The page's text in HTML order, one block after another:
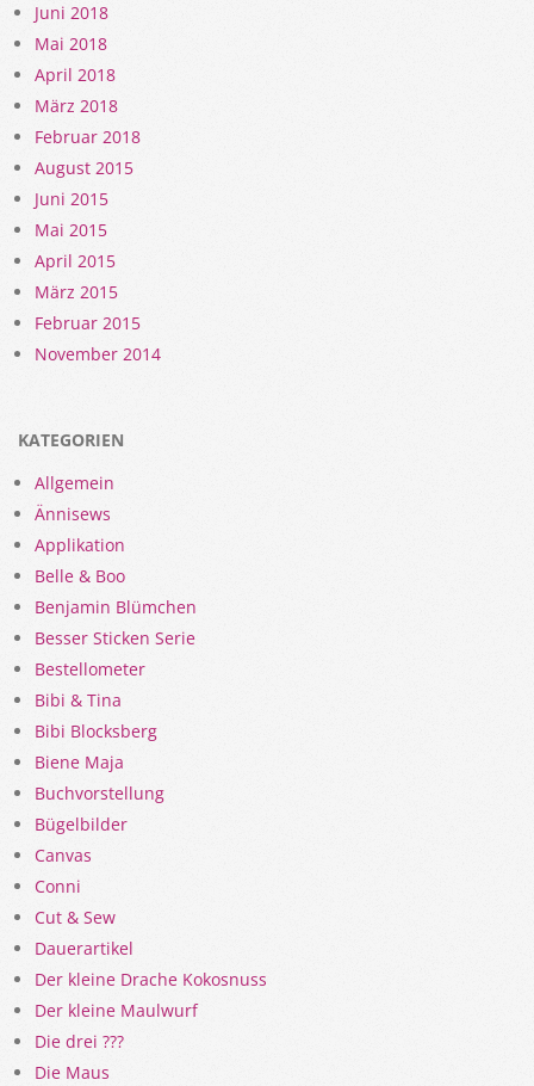
Juni 2018
Mai 2018
April 2018
März 2018
Februar 2018
August 2015
Juni 2015
Mai 2015
April 2015
März 2015
Februar 2015
November 2014
KATEGORIEN
Allgemein
Ännisews
Applikation
Belle & Boo
Benjamin Blümchen
Besser Sticken Serie
Bestellometer
Bibi & Tina
Bibi Blocksberg
Biene Maja
Buchvorstellung
Bügelbilder
Canvas
Conni
Cut & Sew
Dauerartikel
Der kleine Drache Kokosnuss
Der kleine Maulwurf
Die drei ???
Die Maus